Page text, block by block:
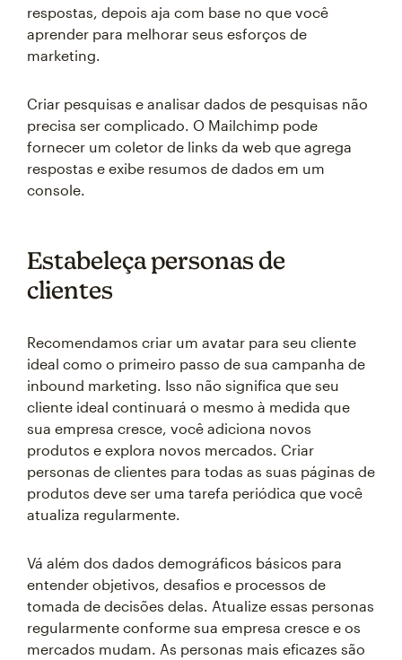
respostas, depois aja com base no que você
aprender para melhorar seus esforços de
marketing.
Criar pesquisas e analisar dados de pesquisas não
precisa ser complicado. O Mailchimp pode
fornecer um coletor de links da web que agrega
respostas e exibe resumos de dados em um
console.
Estabeleça personas de
clientes
Recomendamos criar um avatar para seu cliente
ideal como o primeiro passo de sua campanha de
inbound marketing. Isso não significa que seu
cliente ideal continuará o mesmo à medida que
sua empresa cresce, você adiciona novos
produtos e explora novos mercados. Criar
personas de clientes para todas as suas páginas de
produtos deve ser uma tarefa periódica que você
atualiza regularmente.
Vá além dos dados demográficos básicos para
entender objetivos, desafios e processos de
tomada de decisões delas. Atualize essas personas
regularmente conforme sua empresa cresce e os
mercados mudam. As personas mais eficazes são